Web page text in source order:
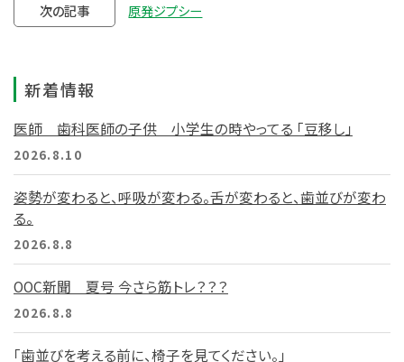
次の記事 原発ジプシー
新着情報
医師 歯科医師の子供 小学生の時やってる 「豆移し」
2026.8.10
姿勢が変わると、呼吸が変わる。舌が変わると、歯並びが変わ
る。
2026.8.8
OOC新聞 夏号 今さら筋トレ？？？
2026.8.8
「歯並びを考える前に、椅子を見てください。」